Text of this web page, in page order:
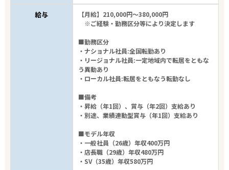
給与
【月給】210,000円～380,000円
※ご経験・勤務区分等により決定します
■勤務区分
・ナショナル社員:全国転勤あり
・リージョナル社員:一定地域内で転居をともな
う異動あり
・ローカル社員:転居をともなう転勤なし
■備考
・昇給（年1回）、賞与（年2回）支給あり
・別途、業績連動型賞与（年1回）支給あり
■モデル年収
・一般社員（26歳）年収400万円
・店長職（29歳）年収480万円
・SV（35歳）年収580万円